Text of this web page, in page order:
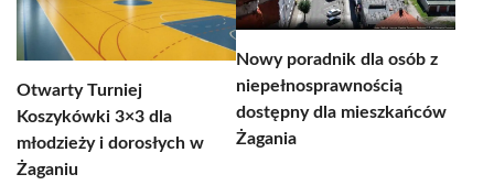
Otwarty Turniej
Koszykówki 3×3 dla
młodzieży i dorosłych w
Żaganiu
Nowy poradnik dla osób z
niepełnosprawnością
dostępny dla mieszkańców
Żagania